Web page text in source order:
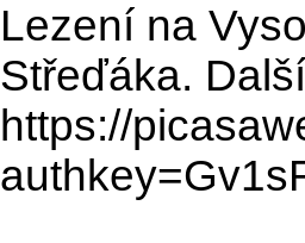
Lezení na
Střeďáka.
https://